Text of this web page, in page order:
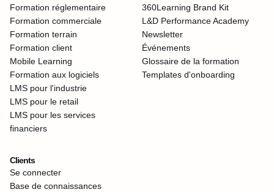
Formation réglementaire
Formation commerciale
Formation terrain
Formation client
Mobile Learning
Formation aux logiciels
LMS pour l'industrie
LMS pour le retail
LMS pour les services
financiers
360Learning Brand Kit
L&D Performance Academy
Newsletter
Événements
Glossaire de la formation
Templates d'onboarding
Clients
Se connecter
Base de connaissances